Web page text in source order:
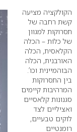
הקולקציה מציעה
קשת רחבה של
תסרוקות למגוון
של כלות – הכלה
הקלאסית, הכלה
האורבנית, הכלה
הבוהמיינית וכו’.
בין התסרוקות
המרהיבות קיימים
סגנונות קלאסיים
ואציליים לצד
לוקים טבעיים,
רומנטיים